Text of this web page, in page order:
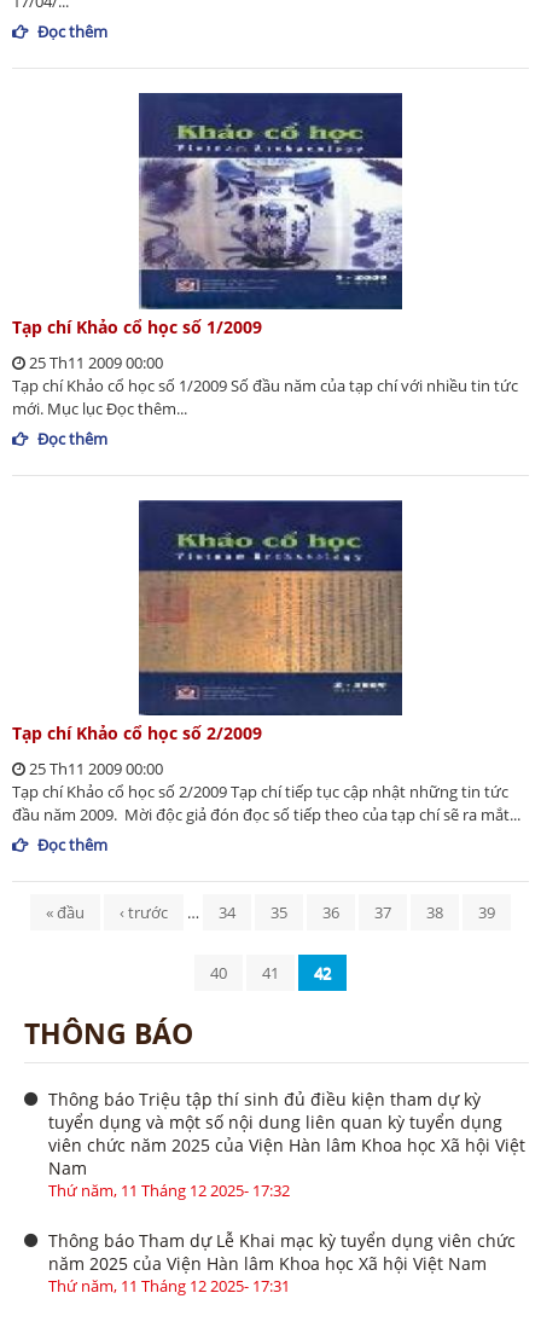
Đọc thêm
Tạp chí Khảo cổ học số 1/2009
25 Th11 2009 00:00
Tạp chí Khảo cổ học số 1/2009 Số đầu năm của tạp chí với nhiều tin tức
mới. Mục lục Đọc thêm...
Đọc thêm
Tạp chí Khảo cổ học số 2/2009
25 Th11 2009 00:00
Tạp chí Khảo cổ học số 2/2009 Tạp chí tiếp tục cập nhật những tin tức
đầu năm 2009. Mời độc giả đón đọc số tiếp theo của tạp chí sẽ ra mắt...
Đọc thêm
Trang
« đầu ‹ trước … 34 35 36 37 38 39
40 41 42
THÔNG BÁO
Thông báo Triệu tập thí sinh đủ điều kiện tham dự kỳ
tuyển dụng và một số nội dung liên quan kỳ tuyển dụng
viên chức năm 2025 của Viện Hàn lâm Khoa học Xã hội Việt
Nam
Thứ năm, 11 Tháng 12 2025- 17:32
Thông báo Tham dự Lễ Khai mạc kỳ tuyển dụng viên chức
năm 2025 của Viện Hàn lâm Khoa học Xã hội Việt Nam
Thứ năm, 11 Tháng 12 2025- 17:31